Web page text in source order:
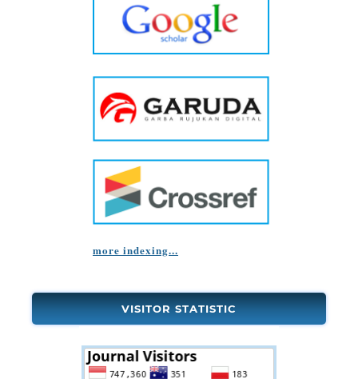
more indexing...
VISITOR STATISTIC